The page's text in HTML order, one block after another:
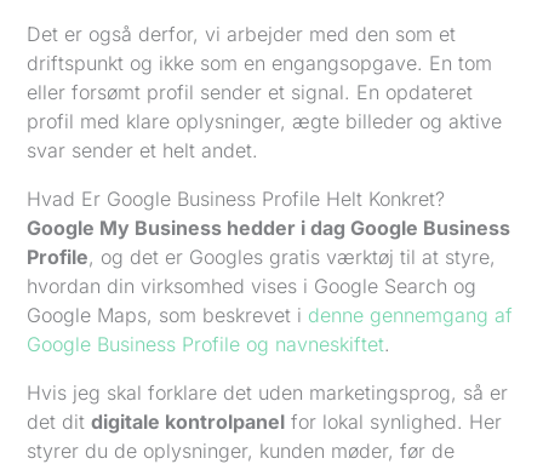
Det er også derfor, vi arbejder med den som et
driftspunkt og ikke som en engangsopgave. En tom
eller forsømt profil sender et signal. En opdateret
profil med klare oplysninger, ægte billeder og aktive
svar sender et helt andet.
Hvad Er Google Business Profile Helt Konkret?
Google My Business hedder i dag Google Business
Profile, og det er Googles gratis værktøj til at styre,
hvordan din virksomhed vises i Google Search og
Google Maps, som beskrevet i denne gennemgang af
Google Business Profile og navneskiftet.
Hvis jeg skal forklare det uden marketingsprog, så er
det ditdigitale kontrolpanel for lokal synlighed. Her
styrer du de oplysninger, kunden møder, før de